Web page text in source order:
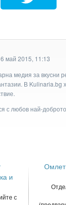
май 2015, 11:13
медия за вкусни
В Kulinaria.bg
с любов най-
и
с
Омлет